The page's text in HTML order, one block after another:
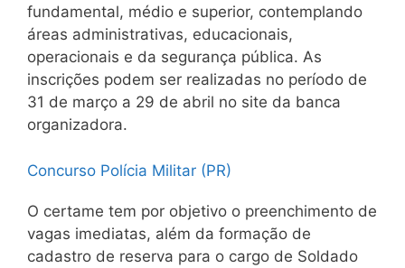
fundamental, médio e superior, contemplando
áreas administrativas, educacionais,
operacionais e da segurança pública. As
inscrições podem ser realizadas no período de
31 de março a 29 de abril no site da banca
organizadora.
Concurso Polícia Militar (PR)
O certame tem por objetivo o preenchimento de
vagas imediatas, além da formação de
cadastro de reserva para o cargo de Soldado